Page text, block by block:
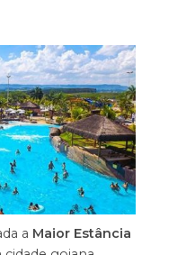
a Maior Estância